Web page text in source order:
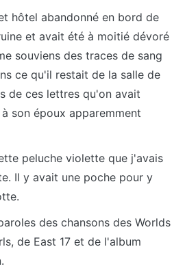
hôtel abandonné en bord de
et avait été à moitié dévoré
souviens des traces de sang
ce qu'il restait de la salle de
de ces lettres qu'on avait
son époux apparemment
peluche violette que j'avais
Il y avait une poche pour y
des chansons des Worlds
de East 17 et de l'album